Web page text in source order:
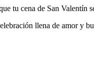
tu cena de San Valentín
llena de amor y